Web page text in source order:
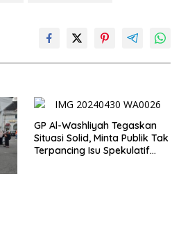
GP Al-Washliyah Tegaskan
Situasi Solid, Minta Publik Tak
Terpancing Isu Spekulatif